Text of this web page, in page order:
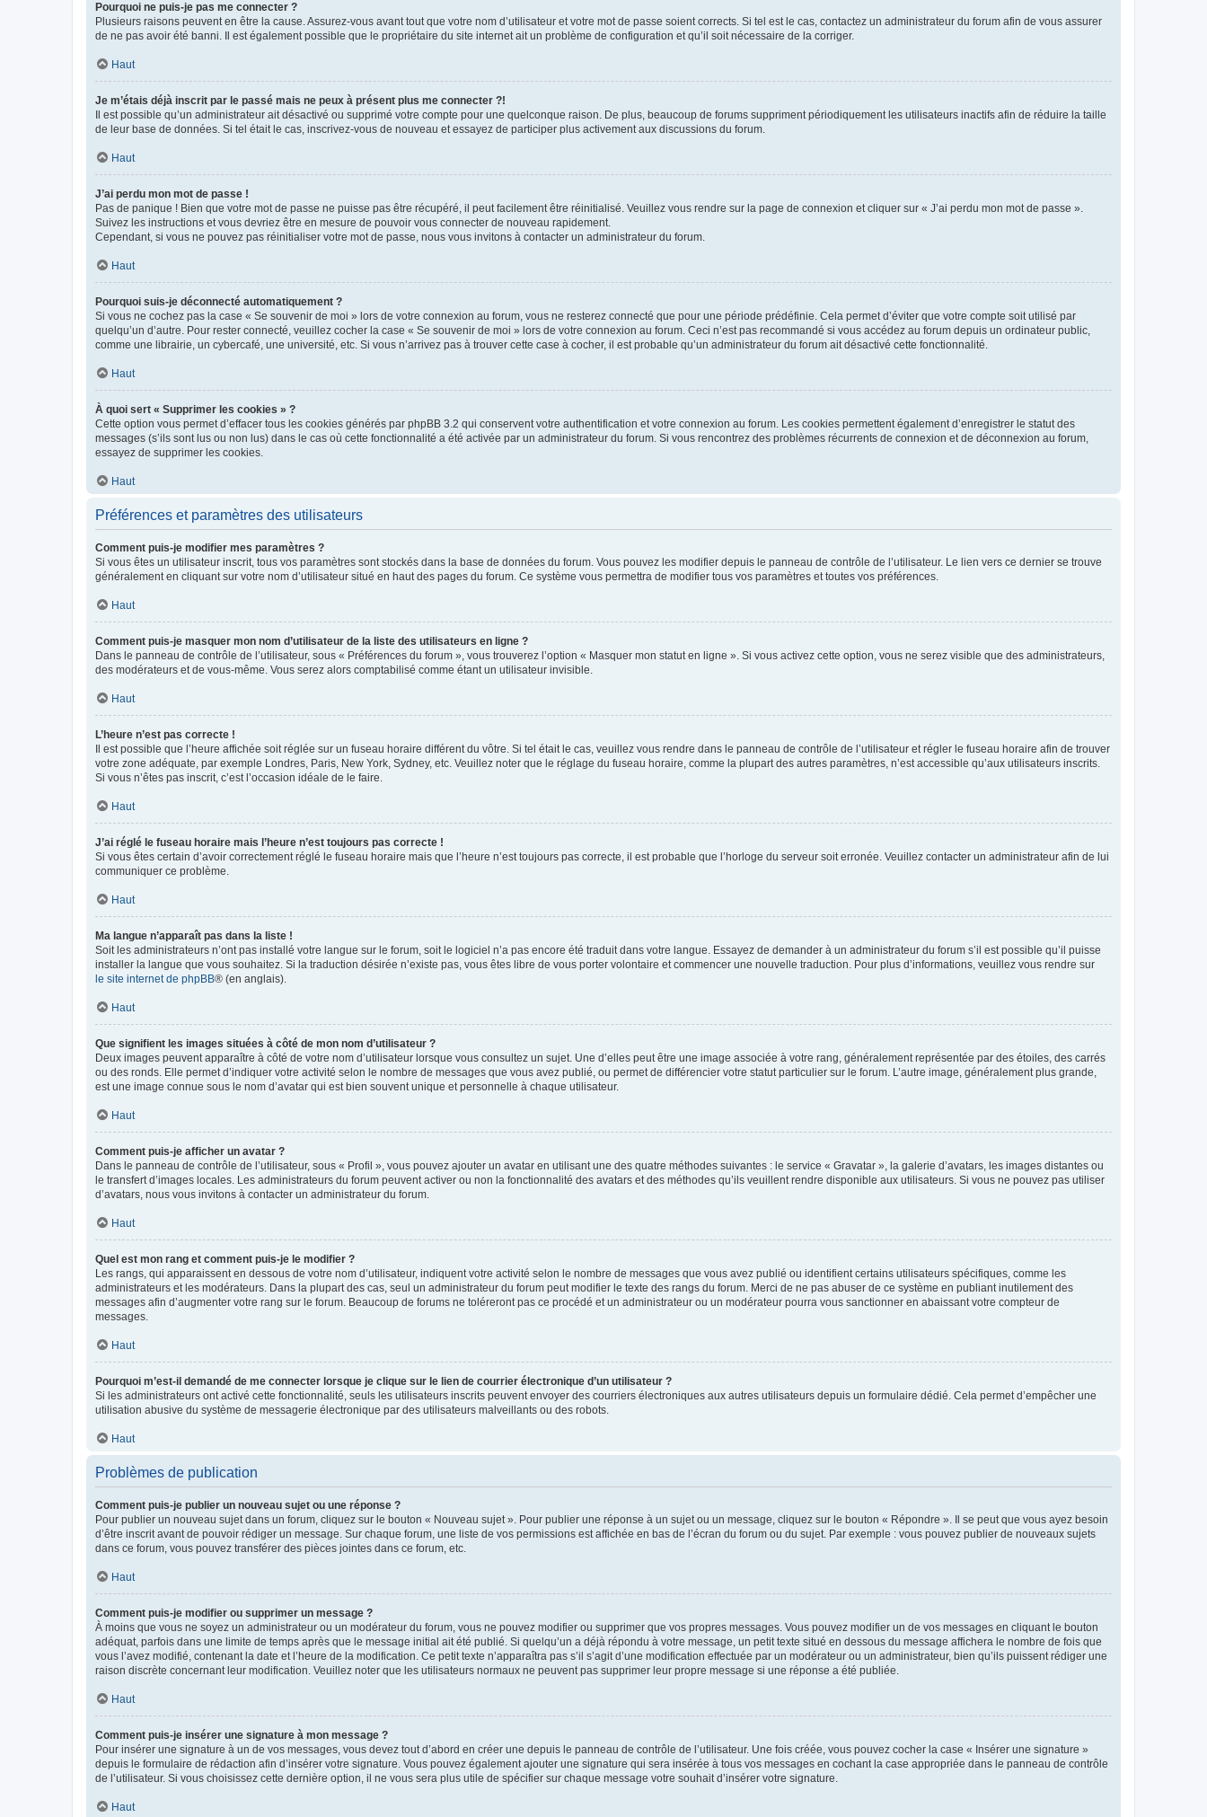
Pourquoi ne puis-je pas me connecter ?
Plusieurs raisons peuvent en être la cause. Assurez-vous avant tout que votre nom d’utilisateur et votre mot de passe soient corrects. Si tel est le cas, contactez un administrateur du forum afin de vous assurer
de ne pas avoir été banni. Il est également possible que le propriétaire du site internet ait un problème de configuration et qu’il soit nécessaire de la corriger.
Haut
Je m’étais déjà inscrit par le passé mais ne peux à présent plus me connecter ?!
Il est possible qu’un administrateur ait désactivé ou supprimé votre compte pour une quelconque raison. De plus, beaucoup de forums suppriment périodiquement les utilisateurs inactifs afin de réduire la taille
de leur base de données. Si tel était le cas, inscrivez-vous de nouveau et essayez de participer plus activement aux discussions du forum.
Haut
J’ai perdu mon mot de passe !
Pas de panique ! Bien que votre mot de passe ne puisse pas être récupéré, il peut facilement être réinitialisé. Veuillez vous rendre sur la page de connexion et cliquer sur « J’ai perdu mon mot de passe ».
Suivez les instructions et vous devriez être en mesure de pouvoir vous connecter de nouveau rapidement.
Cependant, si vous ne pouvez pas réinitialiser votre mot de passe, nous vous invitons à contacter un administrateur du forum.
Haut
Pourquoi suis-je déconnecté automatiquement ?
Si vous ne cochez pas la case « Se souvenir de moi » lors de votre connexion au forum, vous ne resterez connecté que pour une période prédéfinie. Cela permet d’éviter que votre compte soit utilisé par
quelqu’un d’autre. Pour rester connecté, veuillez cocher la case « Se souvenir de moi » lors de votre connexion au forum. Ceci n’est pas recommandé si vous accédez au forum depuis un ordinateur public,
comme une librairie, un cybercafé, une université, etc. Si vous n’arrivez pas à trouver cette case à cocher, il est probable qu’un administrateur du forum ait désactivé cette fonctionnalité.
Haut
À quoi sert « Supprimer les cookies » ?
Cette option vous permet d’effacer tous les cookies générés par phpBB 3.2 qui conservent votre authentification et votre connexion au forum. Les cookies permettent également d’enregistrer le statut des
messages (s’ils sont lus ou non lus) dans le cas où cette fonctionnalité a été activée par un administrateur du forum. Si vous rencontrez des problèmes récurrents de connexion et de déconnexion au forum,
essayez de supprimer les cookies.
Haut
Préférences et paramètres des utilisateurs
Comment puis-je modifier mes paramètres ?
Si vous êtes un utilisateur inscrit, tous vos paramètres sont stockés dans la base de données du forum. Vous pouvez les modifier depuis le panneau de contrôle de l’utilisateur. Le lien vers ce dernier se trouve
généralement en cliquant sur votre nom d’utilisateur situé en haut des pages du forum. Ce système vous permettra de modifier tous vos paramètres et toutes vos préférences.
Haut
Comment puis-je masquer mon nom d’utilisateur de la liste des utilisateurs en ligne ?
Dans le panneau de contrôle de l’utilisateur, sous « Préférences du forum », vous trouverez l’option « Masquer mon statut en ligne ». Si vous activez cette option, vous ne serez visible que des administrateurs,
des modérateurs et de vous-même. Vous serez alors comptabilisé comme étant un utilisateur invisible.
Haut
L’heure n’est pas correcte !
Il est possible que l’heure affichée soit réglée sur un fuseau horaire différent du vôtre. Si tel était le cas, veuillez vous rendre dans le panneau de contrôle de l’utilisateur et régler le fuseau horaire afin de trouver
votre zone adéquate, par exemple Londres, Paris, New York, Sydney, etc. Veuillez noter que le réglage du fuseau horaire, comme la plupart des autres paramètres, n’est accessible qu’aux utilisateurs inscrits.
Si vous n’êtes pas inscrit, c’est l’occasion idéale de le faire.
Haut
J’ai réglé le fuseau horaire mais l’heure n’est toujours pas correcte !
Si vous êtes certain d’avoir correctement réglé le fuseau horaire mais que l’heure n’est toujours pas correcte, il est probable que l’horloge du serveur soit erronée. Veuillez contacter un administrateur afin de lui
communiquer ce problème.
Haut
Ma langue n’apparaît pas dans la liste !
Soit les administrateurs n’ont pas installé votre langue sur le forum, soit le logiciel n’a pas encore été traduit dans votre langue. Essayez de demander à un administrateur du forum s’il est possible qu’il puisse
installer la langue que vous souhaitez. Si la traduction désirée n’existe pas, vous êtes libre de vous porter volontaire et commencer une nouvelle traduction. Pour plus d’informations, veuillez vous rendre sur
le site internet de phpBB® (en anglais).
Haut
Que signifient les images situées à côté de mon nom d’utilisateur ?
Deux images peuvent apparaître à côté de votre nom d’utilisateur lorsque vous consultez un sujet. Une d’elles peut être une image associée à votre rang, généralement représentée par des étoiles, des carrés
ou des ronds. Elle permet d’indiquer votre activité selon le nombre de messages que vous avez publié, ou permet de différencier votre statut particulier sur le forum. L’autre image, généralement plus grande,
est une image connue sous le nom d’avatar qui est bien souvent unique et personnelle à chaque utilisateur.
Haut
Comment puis-je afficher un avatar ?
Dans le panneau de contrôle de l’utilisateur, sous « Profil », vous pouvez ajouter un avatar en utilisant une des quatre méthodes suivantes : le service « Gravatar », la galerie d’avatars, les images distantes ou
le transfert d’images locales. Les administrateurs du forum peuvent activer ou non la fonctionnalité des avatars et des méthodes qu’ils veuillent rendre disponible aux utilisateurs. Si vous ne pouvez pas utiliser
d’avatars, nous vous invitons à contacter un administrateur du forum.
Haut
Quel est mon rang et comment puis-je le modifier ?
Les rangs, qui apparaissent en dessous de votre nom d’utilisateur, indiquent votre activité selon le nombre de messages que vous avez publié ou identifient certains utilisateurs spécifiques, comme les
administrateurs et les modérateurs. Dans la plupart des cas, seul un administrateur du forum peut modifier le texte des rangs du forum. Merci de ne pas abuser de ce système en publiant inutilement des
messages afin d’augmenter votre rang sur le forum. Beaucoup de forums ne toléreront pas ce procédé et un administrateur ou un modérateur pourra vous sanctionner en abaissant votre compteur de
messages.
Haut
Pourquoi m’est-il demandé de me connecter lorsque je clique sur le lien de courrier électronique d’un utilisateur ?
Si les administrateurs ont activé cette fonctionnalité, seuls les utilisateurs inscrits peuvent envoyer des courriers électroniques aux autres utilisateurs depuis un formulaire dédié. Cela permet d’empêcher une
utilisation abusive du système de messagerie électronique par des utilisateurs malveillants ou des robots.
Haut
Problèmes de publication
Comment puis-je publier un nouveau sujet ou une réponse ?
Pour publier un nouveau sujet dans un forum, cliquez sur le bouton « Nouveau sujet ». Pour publier une réponse à un sujet ou un message, cliquez sur le bouton « Répondre ». Il se peut que vous ayez besoin
d’être inscrit avant de pouvoir rédiger un message. Sur chaque forum, une liste de vos permissions est affichée en bas de l’écran du forum ou du sujet. Par exemple : vous pouvez publier de nouveaux sujets
dans ce forum, vous pouvez transférer des pièces jointes dans ce forum, etc.
Haut
Comment puis-je modifier ou supprimer un message ?
À moins que vous ne soyez un administrateur ou un modérateur du forum, vous ne pouvez modifier ou supprimer que vos propres messages. Vous pouvez modifier un de vos messages en cliquant le bouton
adéquat, parfois dans une limite de temps après que le message initial ait été publié. Si quelqu’un a déjà répondu à votre message, un petit texte situé en dessous du message affichera le nombre de fois que
vous l’avez modifié, contenant la date et l’heure de la modification. Ce petit texte n’apparaîtra pas s’il s’agit d’une modification effectuée par un modérateur ou un administrateur, bien qu’ils puissent rédiger une
raison discrète concernant leur modification. Veuillez noter que les utilisateurs normaux ne peuvent pas supprimer leur propre message si une réponse a été publiée.
Haut
Comment puis-je insérer une signature à mon message ?
Pour insérer une signature à un de vos messages, vous devez tout d’abord en créer une depuis le panneau de contrôle de l’utilisateur. Une fois créée, vous pouvez cocher la case « Insérer une signature »
depuis le formulaire de rédaction afin d’insérer votre signature. Vous pouvez également ajouter une signature qui sera insérée à tous vos messages en cochant la case appropriée dans le panneau de contrôle
de l’utilisateur. Si vous choisissez cette dernière option, il ne vous sera plus utile de spécifier sur chaque message votre souhait d’insérer votre signature.
Haut